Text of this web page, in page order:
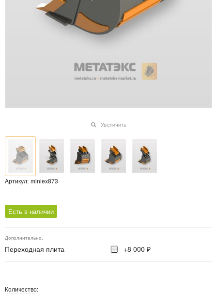
Увеличить
Артикул: miniex873
Есть в наличии
Дополнительно:
Переходная плита +8 000 ₽
Количество: